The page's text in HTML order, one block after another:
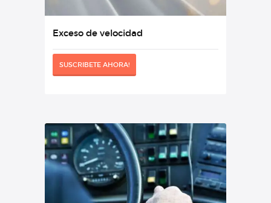
Exceso de velocidad
SUSCRIBETE AHORA!